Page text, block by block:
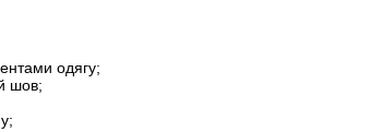
одягу;
шов;